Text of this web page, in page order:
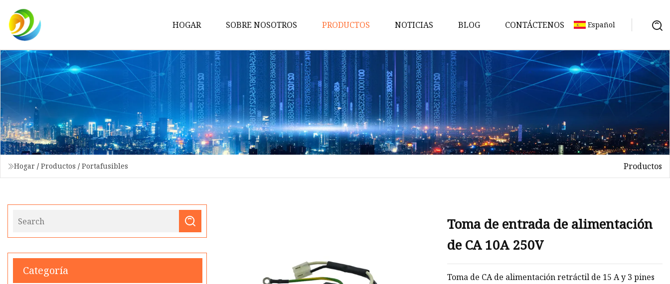
HOGAR SOBRE NOSOTROS PRODUCTOS
Caja de fusibles
Fusible automático
Fusible
Portafusibles
Accesorios para fusibles
Fusible de alto voltaje
Caja de fusibles de potencia
NOTICIAS BLOG CONTÁCTENOS Español
Hogar / Productos / Portafusibles Productos
Categoría
Toma de entrada de alimentación
de CA 10A 250V
Toma de CA de alimentación retráctil de 15 A y 3 pines